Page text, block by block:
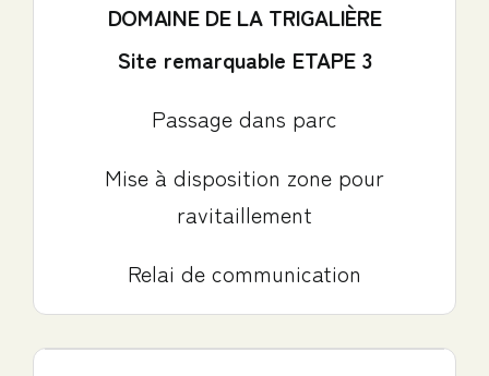
DOMAINE DE LA TRIGALIÈRE
Site remarquable ETAPE 3
Passage dans parc
Mise à disposition zone pour
ravitaillement
Relai de communication